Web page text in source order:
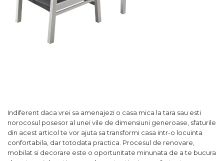
Indiferent daca vrei sa amenajezi o casa mica la tara sau esti
norocosul posesor al unei vile de dimensiuni generoase, sfaturile
din acest articol te vor ajuta sa transformi casa intr-o locuinta
confortabila, dar totodata practica. Procesul de renovare,
mobilat si decorare este o oportunitate minunata de a te bucura